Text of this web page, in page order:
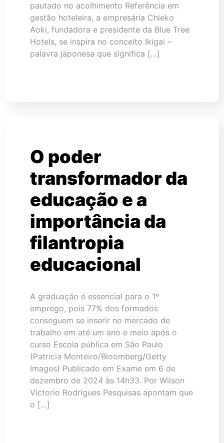
pautado no acolhimento Referência em
gestão hoteleira, a empresária Chieko
Aoki, fundadora e presidente da Blue Tree
Hotels, se inspira no conceito Ikigai –
palavra japonesa que significa […]
O poder
transformador da
educação e a
importância da
filantropia
educacional
A graduação é essencial para o 1º
emprego, pois 77% dos formados
conseguem se inserir no mercado de
trabalho em até um ano e meio após o
curso Escola pública em São Paulo
(Patricia Monteiro/Bloomberg/Getty
Images) Publicado em Exame em 6 de
dezembro de 2024 às 14h33. Por Wilson
Victorio Rodrigues Pesquisas apontam que
o […]